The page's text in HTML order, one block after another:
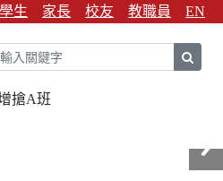
學生 家長 校友 教職員 EN
搶A班